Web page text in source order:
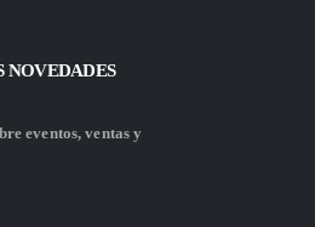
NOVEDADES
eventos, ventas y